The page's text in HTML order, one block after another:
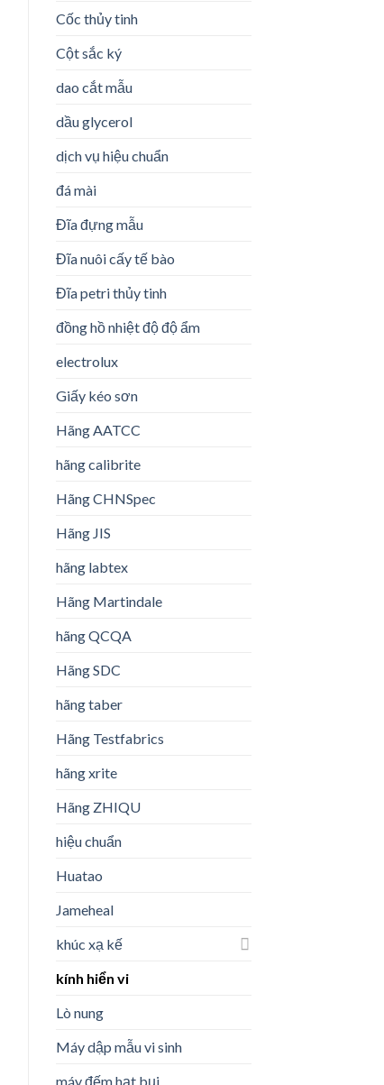
Cốc thủy tinh
Cột sắc ký
dao cắt mẫu
dầu glycerol
dịch vụ hiệu chuẩn
đá mài
Đĩa đựng mẫu
Đĩa nuôi cấy tế bào
Đĩa petri thủy tinh
đồng hồ nhiệt độ độ ẩm
electrolux
Giấy kéo sơn
Hãng AATCC
hãng calibrite
Hãng CHNSpec
Hãng JIS
hãng labtex
Hãng Martindale
hãng QCQA
Hãng SDC
hãng taber
Hãng Testfabrics
hãng xrite
Hãng ZHIQU
hiệu chuẩn
Huatao
Jameheal
khúc xạ kế
kính hiển vi
Lò nung
Máy dập mẫu vi sinh
máy đếm hạt bụi